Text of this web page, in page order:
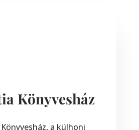
Könyvesház
a külhoni